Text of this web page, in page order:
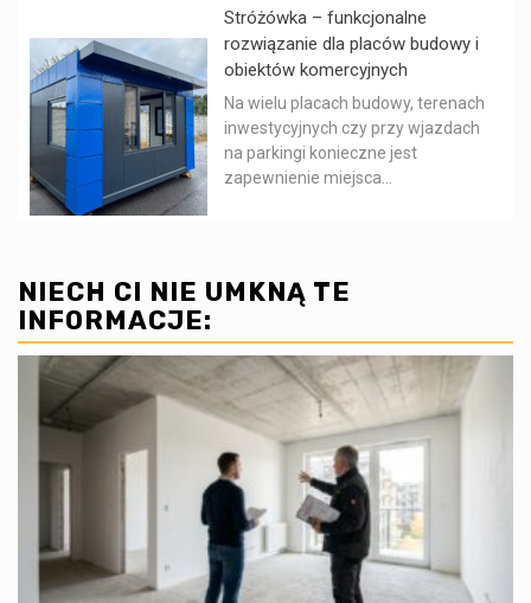
Stróżówka – funkcjonalne
rozwiązanie dla placów budowy i
obiektów komercyjnych
Na wielu placach budowy, terenach
inwestycyjnych czy przy wjazdach
na parkingi konieczne jest
zapewnienie miejsca...
NIECH CI NIE UMKNĄ TE
INFORMACJE: